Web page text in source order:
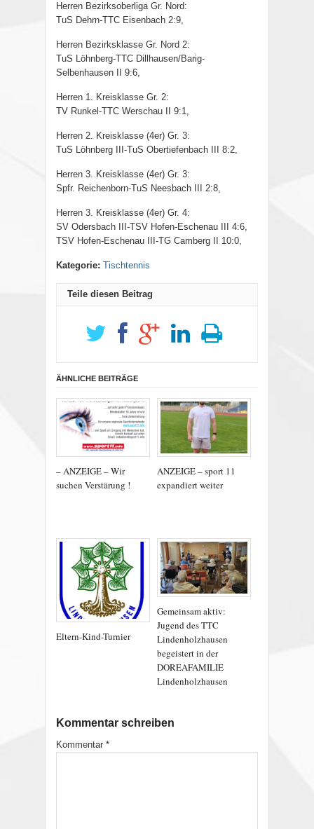
Herren Bezirksoberliga Gr. Nord:
TuS Dehrn-TTC Eisenbach 2:9,
Herren Bezirksklasse Gr. Nord 2:
TuS Löhnberg-TTC Dillhausen/Barig-
Selbenhausen II 9:6,
Herren 1. Kreisklasse Gr. 2:
TV Runkel-TTC Werschau II 9:1,
Herren 2. Kreisklasse (4er) Gr. 3:
TuS Löhnberg III-TuS Obertiefenbach III 8:2,
Herren 3. Kreisklasse (4er) Gr. 3:
Spfr. Reichenborn-TuS Neesbach III 2:8,
Herren 3. Kreisklasse (4er) Gr. 4:
SV Odersbach III-TSV Hofen-Eschenau III 4:6,
TSV Hofen-Eschenau III-TG Camberg II 10:0,
Kategorie: Tischtennis
Teile diesen Beitrag
ÄHNLICHE BEITRÄGE
– ANZEIGE – Wir
suchen Verstärung !
ANZEIGE – sport 11
expandiert weiter
Eltern-Kind-Turnier
Gemeinsam aktiv:
Jugend des TTC
Lindenholzhausen
begeistert in der
DOREAFAMILIE
Lindenholzhausen
Kommentar schreiben
Kommentar *